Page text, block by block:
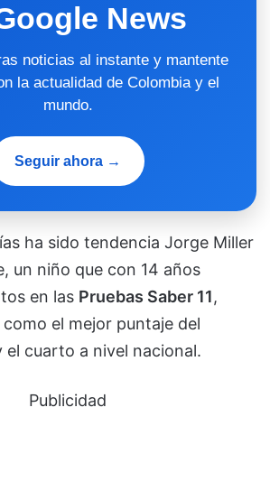
News
noticias al instante y mantente
la actualidad de Colombia y el
mundo.
Seguir ahora →
ha sido tendencia Jorge Miller
un niño que con 14 años
en las Pruebas Saber 11,
el mejor puntaje del
cuarto a nivel nacional.
Publicidad